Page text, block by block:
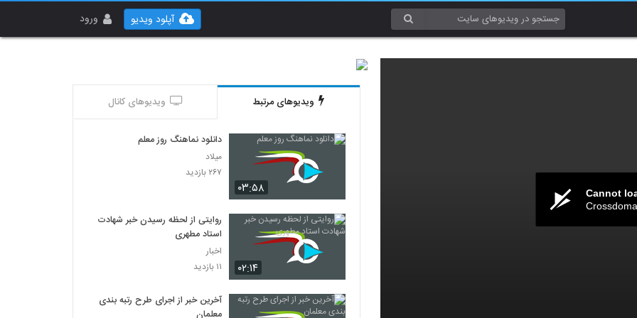
ورود آپلود ویدیو
Cannot
ویدیوهای مرتبط ویدیوهای کانال
۰۳:۵۸
دانلود نماهنگ روز معلم
میلاد
۲۶۷ بازدید
۰۲:۱۴
روایتی از لحظه رسیدن خبر شهادت
استاد مطهری
اخبار
۱۱ بازدید
آخرین خبر از اجرای طرح رتبه‌ بندی
معلمان